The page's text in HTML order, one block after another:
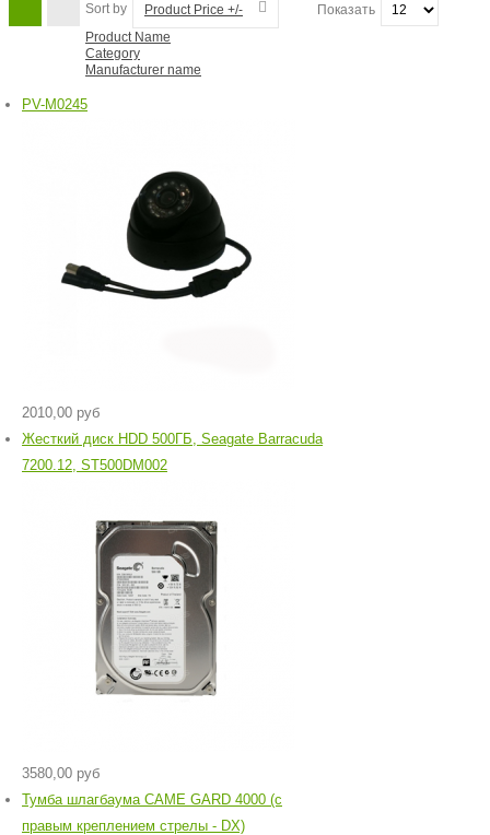
Sort by
Product Price +/-
Product Name
Category
Manufacturer name
Показать
PV-M0245
2010,00 руб
Жесткий диск HDD 500ГБ, Seagate Barracuda
7200.12, ST500DM002
3580,00 руб
Тумба шлагбаума CAME GARD 4000 (c
правым креплением стрелы - DX)